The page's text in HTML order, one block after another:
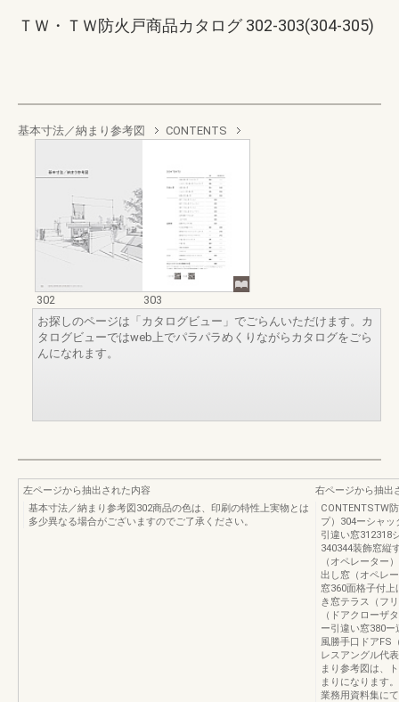
ＴＷ・ＴＷ防火戸商品カタログ 302-303(304-305)
基本寸法／納まり参考図 CONTENTS
302
303
お探しのページは「カタログビュー」でごらんいただけます。カ
タログビューではweb上でパラパラめくりながらカタログをごら
んになれます。
左ページから抽出された内容
基本寸法／納まり参考図302商品の色は、印刷の特性上実物とは
多少異なる場合がございますのでご了承ください。
右ページから抽出
CONTENTSTW
プ）304ーシャ
引違い窓312318
340344装飾窓縦
（オペレーター
出し窓（オペレ
窓360面格子付
き窓テラス（フ
（ドアクローザ
ー引違い窓380
風勝手口ドアFS
レスアングル代
まり参考図は、
まりになります
業務用資料集に